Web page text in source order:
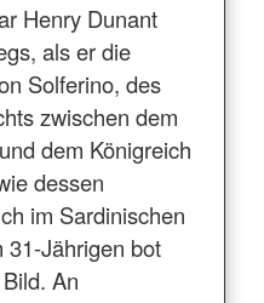
Henry Dunant
als er die
Solferino, des
zwischen dem
dem Königreich
dessen
im Sardinischen
31-Jährigen bot
An